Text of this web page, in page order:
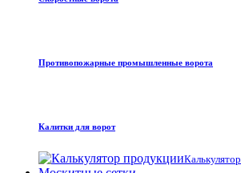
Противопожарные промышленные ворота
Калитки для ворот
Калькулятор